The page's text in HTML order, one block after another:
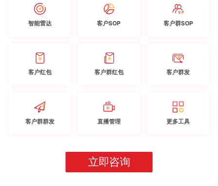
智能雷达 客户SOP 客户群SOP
客户红包 客户群红包 客户群发
客户群群发 直播管理 更多工具
立即咨询